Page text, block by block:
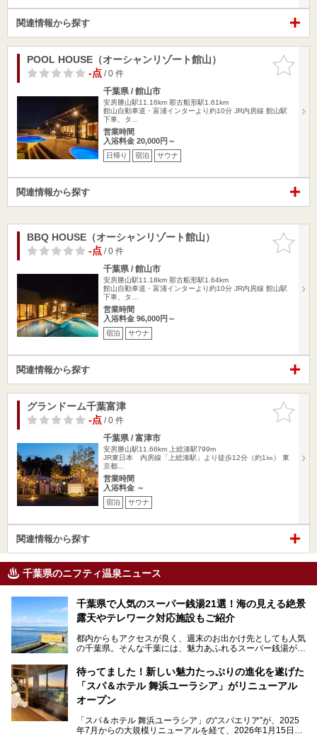
関連情報から探す
お気に入
りに追加
POOL HOUSE（オーシャンリゾート館山）
-点/ 0 件
千葉県 / 館山市
安房勝山駅11.16km 那古船形駅1.61km
館山自動車道・富浦インターより約10分 JR内房線 館山駅
下車、タ…
営業時間
入浴料金 20,000円～
日帰り 宿泊 サウナ
関連情報から探す
お気に入
りに追加
BBQ HOUSE（オーシャンリゾート館山）
-点/ 0 件
千葉県 / 館山市
安房勝山駅11.18km 那古船形駅1.64km
館山自動車道・富浦インターより約10分 JR内房線 館山駅
下車、タ…
営業時間
入浴料金 96,000円～
宿泊 サウナ
関連情報から探す
お気に入
りに追加
グランドーム千葉富津
-点/ 0 件
千葉県 / 富津市
安房勝山駅11.66km
上総湊駅799m
JR東日本 内房線「上総湊駅」より徒歩12分（約1㎞） 東
京都…
営業時間
入浴料金 ～
宿泊 サウナ
関連情報から探す
千葉県のニフティ温泉ニュース
千葉県で人気のスーパー銭湯21選！海の見える絶景
露天やテレワーク対応施設もご紹介
都内からもアクセスが良く、週末のお出かけ先としても人気
の千葉県。そんな千葉には、魅力あふれるスーパー銭湯がた
「サウナでしっかりととのいたい」「海が見える絶景で非日
常を味わいたい」「子連れでも気兼ねなく1日過ごした
い」。
そんな多様なニーズに応える施設が揃っているため、その日
の目的に合った施設がきっと見つかるはずです。
待ってました！新しい魅力たっぷりの進化を遂げた
「スパ＆ホテル 舞浜ユーラシア」がリニューアル
オープン
「スパ＆ホテル 舞浜ユーラシア」の“スパエリア”が、2025
年7月からの大規模リニューアルを経て、2026年1月15日